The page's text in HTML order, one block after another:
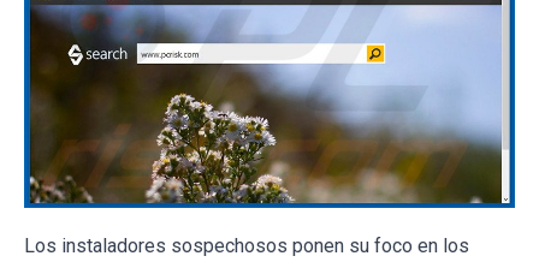
Los instaladores sospechosos ponen su foco en los